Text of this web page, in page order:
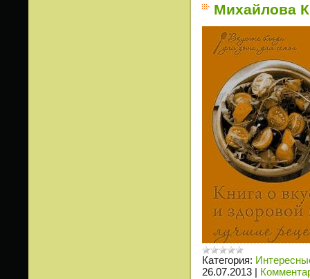
Михайлова
Категория:
26.07.2013 |